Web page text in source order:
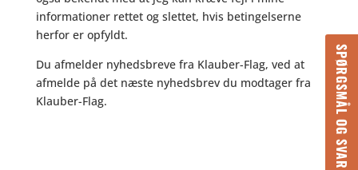
SPØRGSMÅL OG SVAR
informationer rettet og slettet, hvis betingelserne
herfor er opfyldt.
Du afmelder nyhedsbreve fra Klauber-Flag, ved at
afmelde på det næste nyhedsbrev du modtager fra
Klauber-Flag.